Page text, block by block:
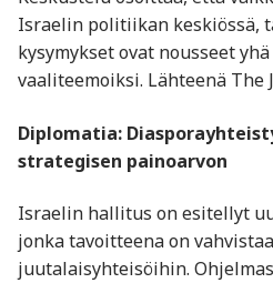
Israelin politiikan keskiössä,
kysymykset ovat nousseet
vaaliteemoiksi. Lähteenä The
Diplomatia:
strategisen painoarvon
Israelin hallitus on esitellyt
jonka tavoitteena on
juutalaisyhteisöihin.